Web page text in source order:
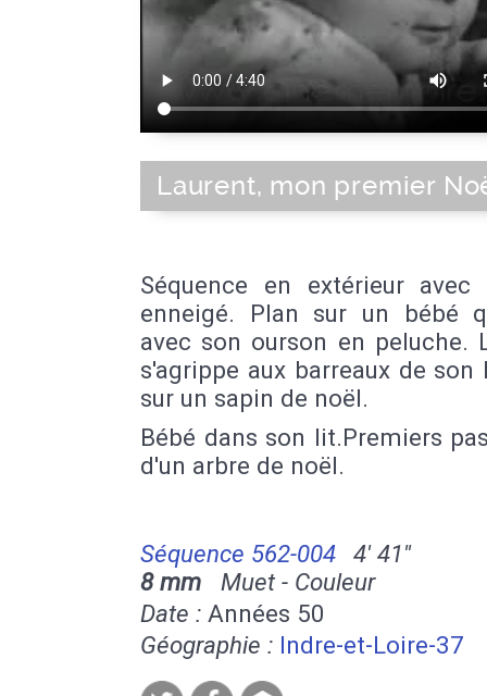
Laurent, mon premier
Séquence en extérieur
enneigé. Plan sur un bébé
avec son ourson en peluche.
s'agrippe aux barreaux de son
sur un sapin de noël.
Bébé dans son lit.Premiers
d'un arbre de noël.
Séquence 562-004
4' 41''
8 mm Muet - Couleur
Date : Années 50
Géographie : Indre-et-Loire-37